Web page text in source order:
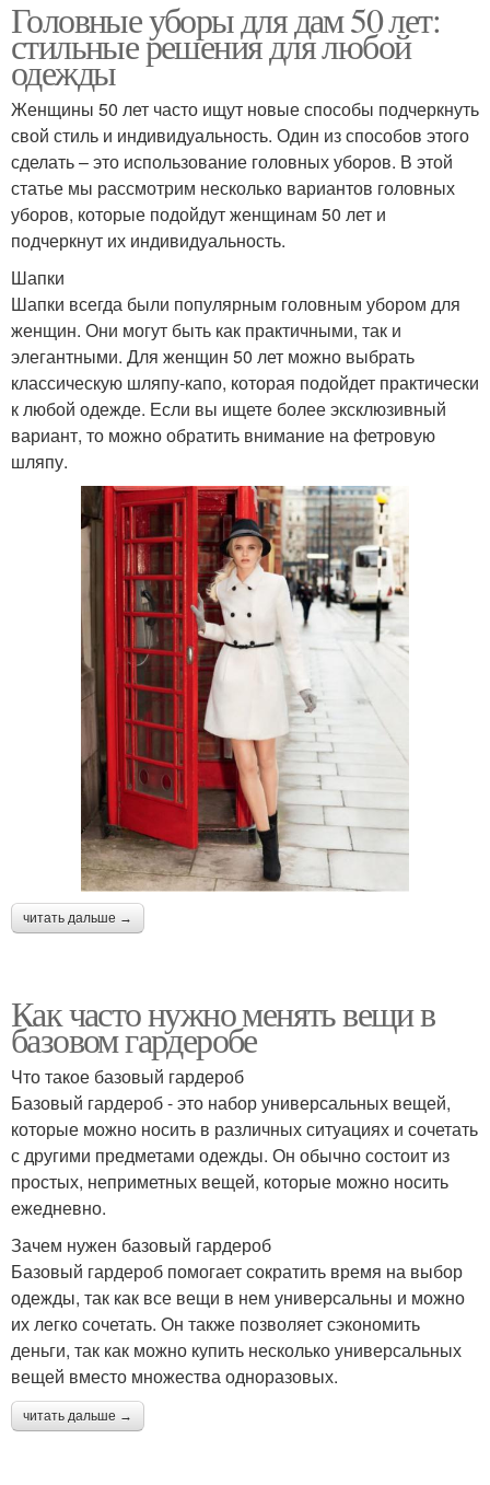
Головные уборы для дам 50 лет:
стильные решения для любой
одежды
Женщины 50 лет часто ищут новые способы подчеркнуть
свой стиль и индивидуальность. Один из способов этого
сделать – это использование головных уборов. В этой
статье мы рассмотрим несколько вариантов головных
уборов, которые подойдут женщинам 50 лет и
подчеркнут их индивидуальность.
Шапки
Шапки всегда были популярным головным убором для
женщин. Они могут быть как практичными, так и
элегантными. Для женщин 50 лет можно выбрать
классическую шляпу-капо, которая подойдет практически
к любой одежде. Если вы ищете более эксклюзивный
вариант, то можно обратить внимание на фетровую
шляпу.
читать дальше →
Как часто нужно менять вещи в
базовом гардеробе
Что такое базовый гардероб
Базовый гардероб - это набор универсальных вещей,
которые можно носить в различных ситуациях и сочетать
с другими предметами одежды. Он обычно состоит из
простых, неприметных вещей, которые можно носить
ежедневно.
Зачем нужен базовый гардероб
Базовый гардероб помогает сократить время на выбор
одежды, так как все вещи в нем универсальны и можно
их легко сочетать. Он также позволяет сэкономить
деньги, так как можно купить несколько универсальных
вещей вместо множества одноразовых.
читать дальше →